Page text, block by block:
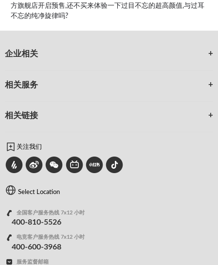
方旗舰店开启预售,还不买来体验一下过目不忘的超高颜值,与过耳
不忘的纯净旋律吗?
企业相关
相关服务
相关链接
关注我们
Select Location
全国客户服务热线 7x12 小时
400-810-5526
电竞客户服务热线 7x12 小时
400-600-3968
服务监督邮箱